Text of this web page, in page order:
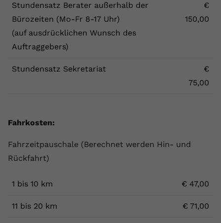
Stundensatz Berater außerhalb der
Bürozeiten (Mo-Fr 8-17 Uhr)
(auf ausdrücklichen Wunsch des
Auftraggebers)
€
150,00
Stundensatz Sekretariat
€
75,00
Fahrkosten:
Fahrzeitpauschale (Berechnet werden Hin- und
Rückfahrt)
1 bis 10 km € 47,00
11 bis 20 km € 71,00